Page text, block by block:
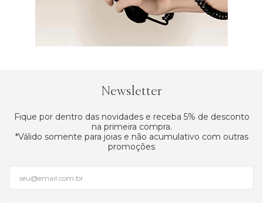
Newsletter
Fique por dentro das novidades e receba 5% de desconto
na primeira compra.
*Válido somente para joias e não acumulativo com outras
promoções